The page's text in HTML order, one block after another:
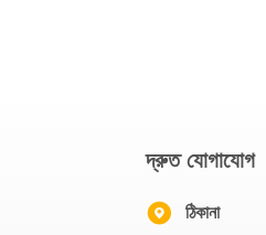
দ্রুত যোগাযোগ
ঠিকানা